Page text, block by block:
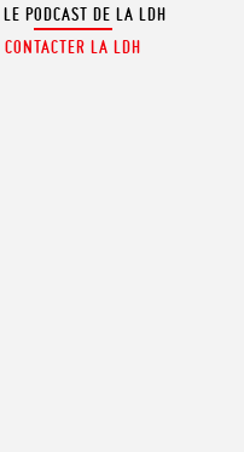
LE PODCAST DE LA LDH
CONTACTER LA LDH